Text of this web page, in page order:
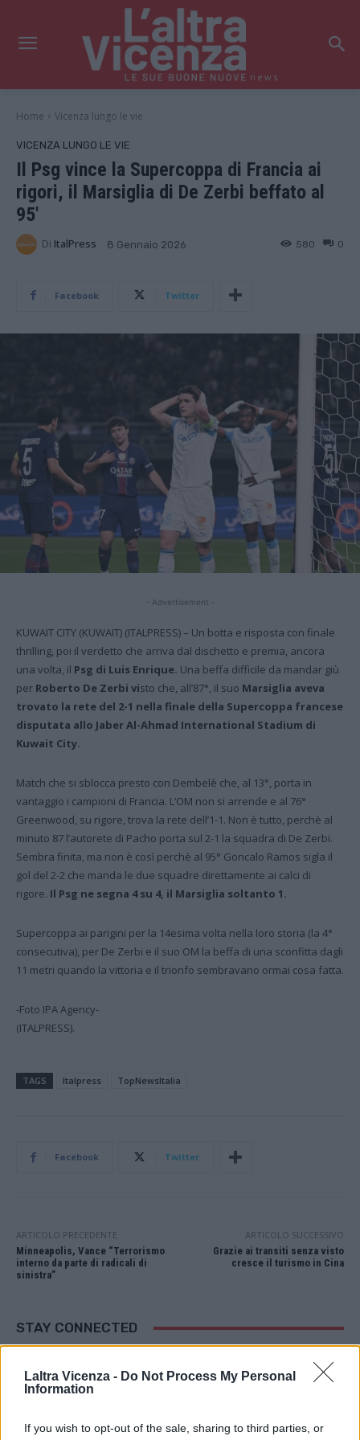
Laltra Vicenza - Do Not Process My Personal
Information
If you wish to opt-out of the sale, sharing to third parties, or
news
Home Vicenza lungo le vie
VICENZA LUNGO LE VIE
Il Psg vince la Supercoppa di Francia ai
rigori, il Marsiglia di De Zerbi beffato al
95′
Di ItalPress 8 Gennaio 2026 0
580
Facebook Twitter
- Advertisement -
KUWAIT CITY (KUWAIT) (ITALPRESS) – Un botta e risposta con finale
thrilling, poi il verdetto che arriva dal dischetto e premia, ancora
una volta, il Psg di Luis Enrique. Una beffa difficile da mandar giù
per Roberto De Zerbi visto che, all’87°, il suo Marsiglia aveva
trovato la rete del 2-1 nella finale della Supercoppa francese
disputata allo Jaber Al-Ahmad International Stadium di
Kuwait City.
Match che si sblocca presto con Dembelè che, al 13°, porta in
vantaggio i campioni di Francia. L’OM non si arrende e al 76°
Greenwood, su rigore, trova la rete dell’1-1. Non è tutto, perchè al
minuto 87 l’autorete di Pacho porta sul 2-1 la squadra di De Zerbi.
Sembra finita, ma non è così perchè al 95° Goncalo Ramos sigla il
gol del 2-2 che manda le due squadre direttamente ai calci di
rigore. Il Psg ne segna 4 su 4, il Marsiglia soltanto 1.
Supercoppa ai parigini per la 14esima volta nella loro storia (la 4°
consecutiva), per De Zerbi e il suo OM la beffa di una sconfitta dagli
11 metri quando la vittoria e il trionfo sembravano ormai cosa fatta.
-Foto IPA Agency-
(ITALPRESS).
TAGS Italpress TopNewsItalia
Facebook Twitter
ARTICOLO PRECEDENTE
Minneapolis, Vance “Terrorismo
interno da parte di radicali di
sinistra”
ARTICOLO SUCCESSIVO
Grazie ai transiti senza visto
cresce il turismo in Cina
STAY CONNECTED